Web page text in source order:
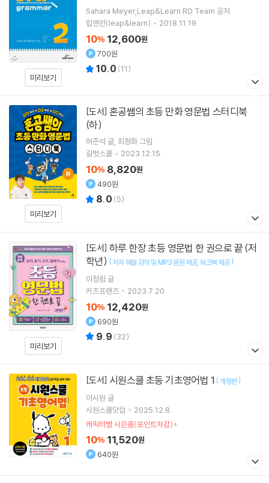
미리보기
Sahara Meyer,Leap&Learn RD Team 공저
립앤런(leap&learn)
2018.11.19.
10% 12,600원
700원
10.0 (11)
미리보기
[도서]
(하)
허준석 글 최정화그림
길벗스쿨
2023.12.15.
10% 8,820원
490원
8.0 (5)
미리보기
[도서]
학년) [저자 해설 강의 및 MP3 음원 제공 워크북 제공]
이정림 글
키즈프렌즈
2023.7.20.
10% 12,420원
690원
9.9 (32)
[도서] 시원스쿨 초등 기초영어법 1 [개정판]
이시원 글
시원스쿨닷컴
2025.12.8.
캐릭터별 사은품(포인트차감)
10% 11,520원
640원